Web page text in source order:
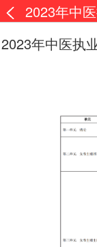
2023年中
2023年中医执